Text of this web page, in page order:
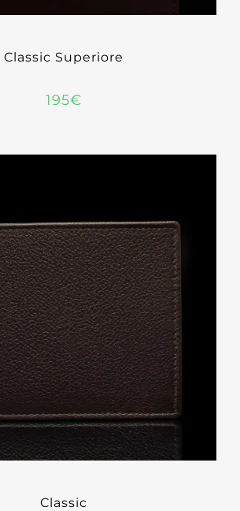
Classic Superiore
195€
Classic